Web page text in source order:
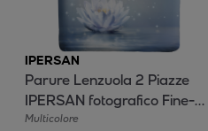
IPERSAN
Parure Lenzuola 2 Piazze
IPERSAN fotografico Fine-
Art Fiore di Loto
Multicolore